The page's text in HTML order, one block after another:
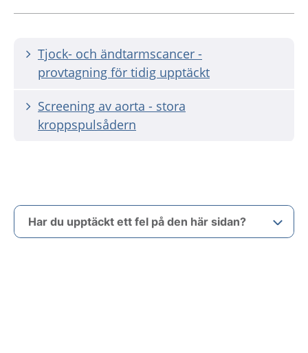
Tjock- och ändtarmscancer -
provtagning för tidig upptäckt
Screening av aorta - stora
kroppspulsådern
Har du upptäckt ett fel på den här sidan?